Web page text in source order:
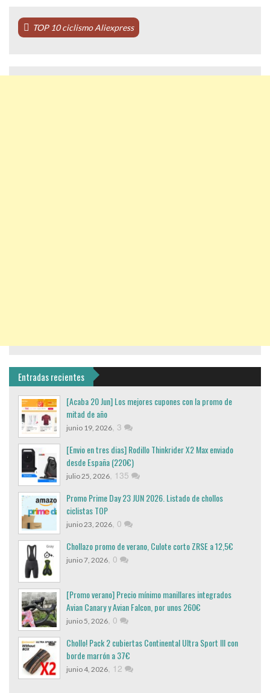
TOP 10 ciclismo Aliexpress
Entradas recientes
[Acaba 20 Jun] Los mejores cupones con la promo de
mitad de año
junio 19, 2026, 3
[Envio en tres dias] Rodillo Thinkrider X2 Max enviado
desde España (220€)
julio 25, 2026, 135
Promo Prime Day 23 JUN 2026. Listado de chollos
ciclistas TOP
junio 23, 2026, 0
Chollazo promo de verano, Culote corto ZRSE a 12,5€
junio 7, 2026, 0
[Promo verano] Precio mínimo manillares integrados
Avian Canary y Avian Falcon, por unos 260€
junio 5, 2026, 0
Chollo! Pack 2 cubiertas Continental Ultra Sport III con
borde marrón a 37€
junio 4, 2026, 12